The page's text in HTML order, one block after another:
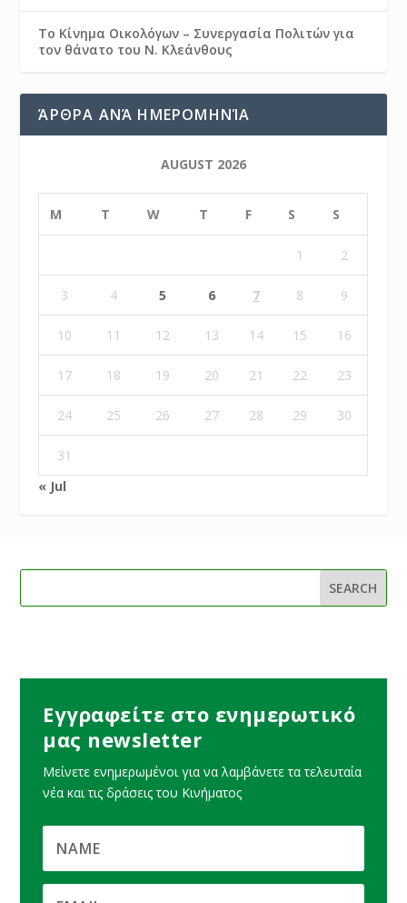
Το Κίνημα Οικολόγων – Συνεργασία Πολιτών για
τον θάνατο του Ν. Κλεάνθους
ΆΡΘΡΑ ΑΝΆ ΗΜΕΡΟΜΗΝΊΑ
AUGUST 2026
M T W T F S S
1 2
3 4 5 6 7 8 9
10 11 12 13 14 15 16
17 18 19 20 21 22 23
24 25 26 27 28 29 30
31
« Jul
Εγγραφείτε στο ενημερωτικό
μας newsletter
Μείνετε ενημερωμένοι για να λαμβάνετε τα τελευταία
νέα και τις δράσεις του Κινήματος